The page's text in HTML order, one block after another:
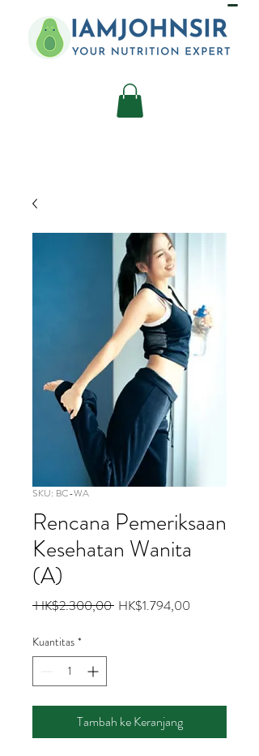
SKU: BC-WA
Rencana Pemeriksaan
Kesehatan Wanita
(A)
HK$2.300,00 Harga
HK$1.794,00
Kuantitas *
Tambah ke Keranjang